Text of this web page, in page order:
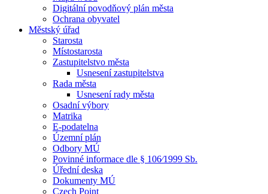
Digitální povodňový plán města
Ochrana obyvatel
Městský úřad
Starosta
Místostarosta
Zastupitelstvo města
Usnesení zastupitelstva
Rada města
Usnesení rady města
Osadní výbory
Matrika
E-podatelna
Územní plán
Odbory MÚ
Povinné informace dle § 106⁄1999 Sb.
Úřední deska
Dokumenty MÚ
Czech Point